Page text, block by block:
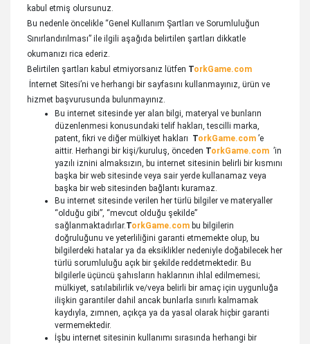
kabul etmiş olursunuz.
Bu nedenle öncelikle “Genel Kullanım Şartları ve Sorumluluğun
Sınırlandırılması” ile ilgili aşağıda belirtilen şartları dikkatle
okumanızı rica ederiz.
Belirtilen şartları kabul etmiyorsanız lütfen TorkGame.com
İnternet Sitesi’ni ve herhangi bir sayfasını kullanmayınız, ürün ve
hizmet başvurusunda bulunmayınız.
Bu internet sitesinde yer alan bilgi, materyal ve bunların
düzenlenmesi konusundaki telif hakları, tescilli marka,
patent, fikri ve diğer mülkiyet hakları TorkGame.com ’e
aittir. Herhangi bir kişi/kuruluş, önceden TorkGame.com ’in
yazılı iznini almaksızın, bu internet sitesinin belirli bir kısmını
başka bir web sitesinde veya sair yerde kullanamaz veya
başka bir web sitesinden bağlantı kuramaz.
Bu internet sitesinde verilen her türlü bilgiler ve materyaller
“olduğu gibi”, “mevcut olduğu şekilde”
sağlanmaktadırlar.TorkGame.com bu bilgilerin
doğruluğunu ve yeterliliğini garanti etmemekte olup, bu
bilgilerdeki hatalar ya da eksiklikler nedeniyle doğabilecek her
türlü sorumluluğu açık bir şekilde reddetmektedir. Bu
bilgilerle üçüncü şahısların haklarının ihlal edilmemesi;
mülkiyet, satılabilirlik ve/veya belirli bir amaç için uygunluğa
ilişkin garantiler dahil ancak bunlarla sınırlı kalmamak
kaydıyla, zımnen, açıkça ya da yasal olarak hiçbir garanti
vermemektedir.
İşbu internet sitesinin kullanımı sırasında herhangi bir